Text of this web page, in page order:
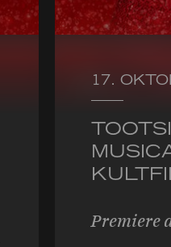
17.
Premiere